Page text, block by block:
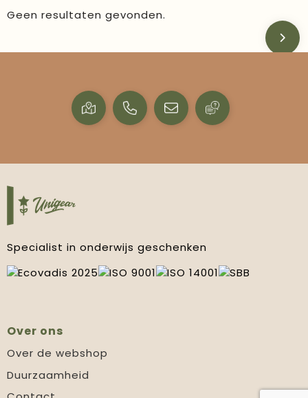
Geen resultaten gevonden.
Specialist in onderwijs geschenken
Over ons
Over de webshop
Duurzaamheid